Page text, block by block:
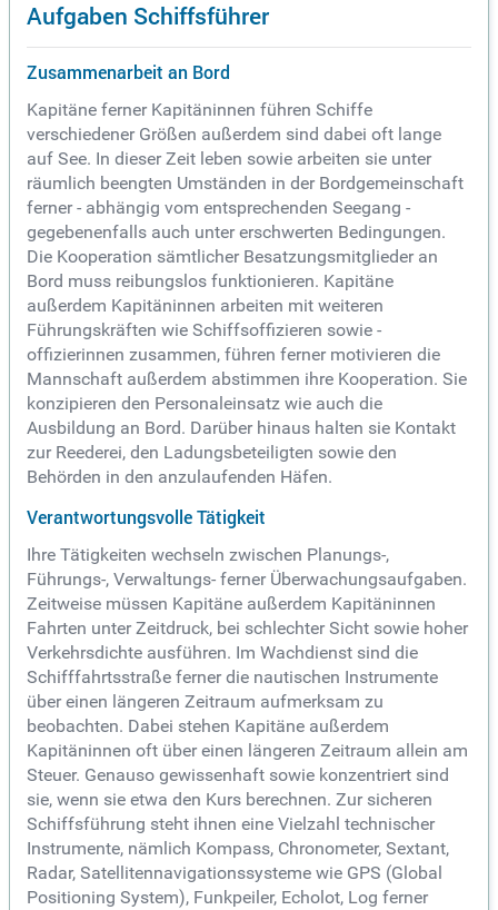
Aufgaben Schiffsführer
Zusammenarbeit an Bord
Kapitäne ferner Kapitäninnen führen Schiffe
verschiedener Größen außerdem sind dabei oft lange
auf See. In dieser Zeit leben sowie arbeiten sie unter
räumlich beengten Umständen in der Bordgemeinschaft
ferner - abhängig vom entsprechenden Seegang -
gegebenenfalls auch unter erschwerten Bedingungen.
Die Kooperation sämtlicher Besatzungsmitglieder an
Bord muss reibungslos funktionieren. Kapitäne
außerdem Kapitäninnen arbeiten mit weiteren
Führungskräften wie Schiffsoffizieren sowie -
offizierinnen zusammen, führen ferner motivieren die
Mannschaft außerdem abstimmen ihre Kooperation. Sie
konzipieren den Personaleinsatz wie auch die
Ausbildung an Bord. Darüber hinaus halten sie Kontakt
zur Reederei, den Ladungsbeteiligten sowie den
Behörden in den anzulaufenden Häfen.
Verantwortungsvolle Tätigkeit
Ihre Tätigkeiten wechseln zwischen Planungs-,
Führungs-, Verwaltungs- ferner Überwachungsaufgaben.
Zeitweise müssen Kapitäne außerdem Kapitäninnen
Fahrten unter Zeitdruck, bei schlechter Sicht sowie hoher
Verkehrsdichte ausführen. Im Wachdienst sind die
Schifffahrtsstraße ferner die nautischen Instrumente
über einen längeren Zeitraum aufmerksam zu
beobachten. Dabei stehen Kapitäne außerdem
Kapitäninnen oft über einen längeren Zeitraum allein am
Steuer. Genauso gewissenhaft sowie konzentriert sind
sie, wenn sie etwa den Kurs berechnen. Zur sicheren
Schiffsführung steht ihnen eine Vielzahl technischer
Instrumente, nämlich Kompass, Chronometer, Sextant,
Radar, Satellitennavigationssysteme wie GPS (Global
Positioning System), Funkpeiler, Echolot, Log ferner